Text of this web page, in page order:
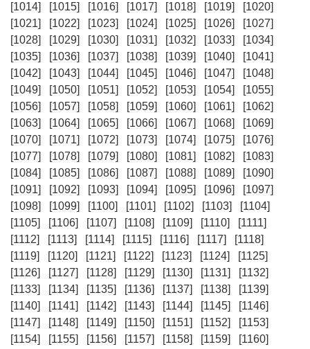
[1014]
[1015] [1016] [1017] [1018] [1019]
[1020]
[1021]
[1022] [1023] [1024] [1025] [1026]
[1027]
[1028]
[1029] [1030] [1031] [1032] [1033]
[1034]
[1035]
[1036] [1037] [1038] [1039] [1040]
[1041]
[1042]
[1043] [1044] [1045] [1046] [1047]
[1048]
[1049]
[1050] [1051] [1052] [1053] [1054]
[1055]
[1056]
[1057] [1058] [1059] [1060] [1061]
[1062]
[1063]
[1064] [1065] [1066] [1067] [1068]
[1069]
[1070]
[1071] [1072] [1073] [1074] [1075]
[1076]
[1077]
[1078] [1079] [1080] [1081] [1082]
[1083]
[1084]
[1085] [1086] [1087] [1088] [1089]
[1090]
[1091]
[1092] [1093] [1094] [1095] [1096]
[1097]
[1098]
[1099] [1100] [1101] [1102] [1103]
[1104]
[1105]
[1106] [1107] [1108] [1109] [1110]
[1111]
[1112]
[1113] [1114] [1115] [1116] [1117]
[1118]
[1119]
[1120] [1121] [1122] [1123] [1124]
[1125]
[1126]
[1127] [1128] [1129] [1130] [1131]
[1132]
[1133]
[1134] [1135] [1136] [1137] [1138]
[1139]
[1140]
[1141] [1142] [1143] [1144] [1145]
[1146]
[1147]
[1148] [1149] [1150] [1151] [1152]
[1153]
[1154]
[1155] [1156] [1157] [1158] [1159]
[1160]